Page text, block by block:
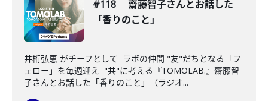
#118 齋藤智子さんとお話した
「香りのこと」
井桁弘恵 がチーフとして ラボの仲間 "友"だちとなる「フ
ェロー」を毎週迎え "共"に考える『TOMOLAB.』齋藤智
子さんとお話した「香りのこと」（ラジオ...